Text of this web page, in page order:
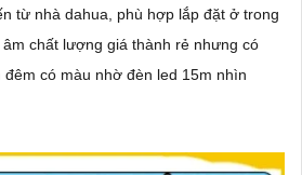
từ nhà dahua, phù hợp lắp đặt ở trong
chất lượng giá thành rẻ nhưng có
có màu nhờ đèn led 15m nhìn